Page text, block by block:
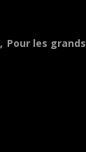
, Pour les grands